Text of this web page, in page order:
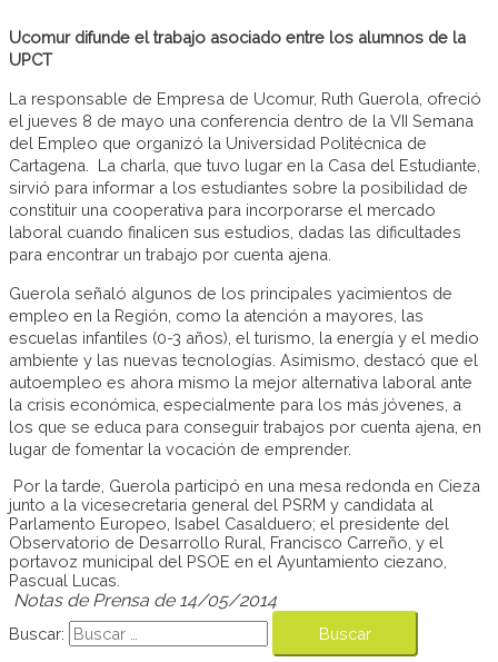
Ucomur difunde el trabajo asociado entre los alumnos de la
UPCT
La responsable de Empresa de Ucomur, Ruth Guerola, ofreció
el jueves 8 de mayo una conferencia dentro de la VII Semana
del Empleo que organizó la Universidad Politécnica de
Cartagena. La charla, que tuvo lugar en la Casa del Estudiante,
sirvió para informar a los estudiantes sobre la posibilidad de
constituir una cooperativa para incorporarse el mercado
laboral cuando finalicen sus estudios, dadas las dificultades
para encontrar un trabajo por cuenta ajena.
Guerola señaló algunos de los principales yacimientos de
empleo en la Región, como la atención a mayores, las
escuelas infantiles (0-3 años), el turismo, la energía y el medio
ambiente y las nuevas tecnologías. Asimismo, destacó que el
autoempleo es ahora mismo la mejor alternativa laboral ante
la crisis económica, especialmente para los más jóvenes, a
los que se educa para conseguir trabajos por cuenta ajena, en
lugar de fomentar la vocación de emprender.
Por la tarde, Guerola participó en una mesa redonda en Cieza
junto a la vicesecretaria general del PSRM y candidata al
Parlamento Europeo, Isabel Casalduero; el presidente del
Observatorio de Desarrollo Rural, Francisco Carreño, y el
portavoz municipal del PSOE en el Ayuntamiento ciezano,
Pascual Lucas.
Notas de Prensa de 14/05/2014
Buscar: